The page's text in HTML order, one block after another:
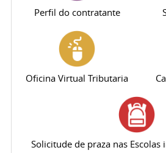
Perfil do contratante
Oficina Virtual Tributaria
Solicitude de praza nas